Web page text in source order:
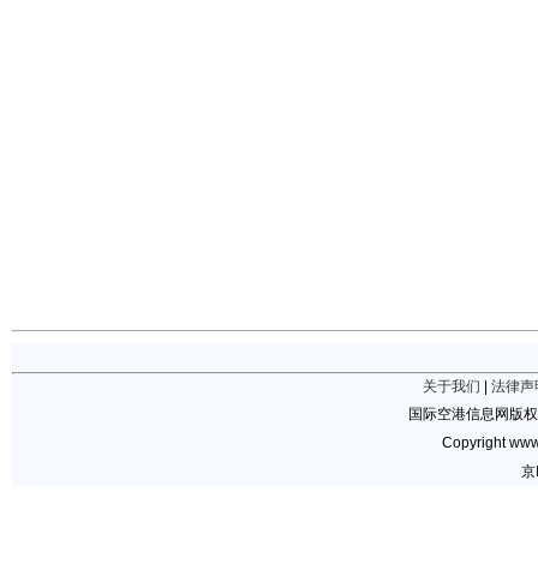
关于我们
法律声
国际空港信息网版
Copyright